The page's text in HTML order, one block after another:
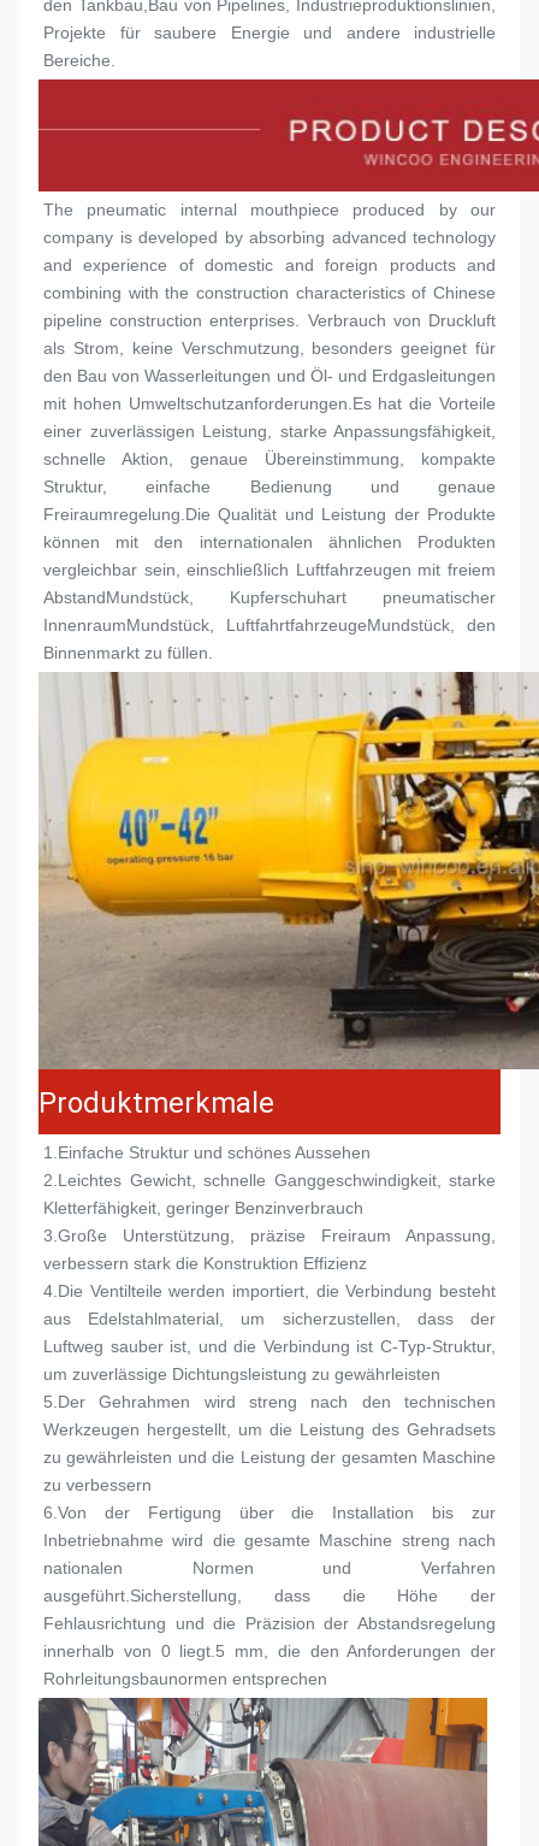
den Tankbau,Bau von Pipelines, Industrieproduktionslinien,
Projekte für saubere Energie und andere industrielle
Bereiche.
The pneumatic internal mouthpiece produced by our
company is developed by absorbing advanced technology
and experience of domestic and foreign products and
combining with the construction characteristics of Chinese
pipeline construction enterprises. Verbrauch von Druckluft
als Strom, keine Verschmutzung, besonders geeignet für
den Bau von Wasserleitungen und Öl- und Erdgasleitungen
mit hohen Umweltschutzanforderungen.Es hat die Vorteile
einer zuverlässigen Leistung, starke Anpassungsfähigkeit,
schnelle Aktion, genaue Übereinstimmung, kompakte
Struktur, einfache Bedienung und genaue
Freiraumregelung.Die Qualität und Leistung der Produkte
können mit den internationalen ähnlichen Produkten
vergleichbar sein, einschließlich Luftfahrzeugen mit freiem
AbstandMundstück , Kupferschuhart pneumatischer
InnenraumMundstück , LuftfahrtfahrzeugeMundstück , den
Binnenmarkt zu füllen.
Produktmerkmale
1. Einfache Struktur und schönes Aussehen
2. Leichtes Gewicht, schnelle Ganggeschwindigkeit, starke
Kletterfähigkeit, geringer Benzinverbrauch
3. Große Unterstützung, präzise Freiraum Anpassung,
verbessern stark die Konstruktion Effizienz
4. Die Ventilteile werden importiert, die Verbindung besteht
aus Edelstahlmaterial, um sicherzustellen, dass der
Luftweg sauber ist, und die Verbindung ist C-Typ-Struktur,
um zuverlässige Dichtungsleistung zu gewährleisten
5. Der Gehrahmen wird streng nach den technischen
Werkzeugen hergestellt, um die Leistung des Gehradsets
zu gewährleisten und die Leistung der gesamten Maschine
zu verbessern
6. Von der Fertigung über die Installation bis zur
Inbetriebnahme wird die gesamte Maschine streng nach
nationalen Normen und Verfahren
ausgeführt.Sicherstellung, dass die Höhe der
Fehlausrichtung und die Präzision der Abstandsregelung
innerhalb von 0 liegt.5 mm, die den Anforderungen der
Rohrleitungsbaunormen entsprechen